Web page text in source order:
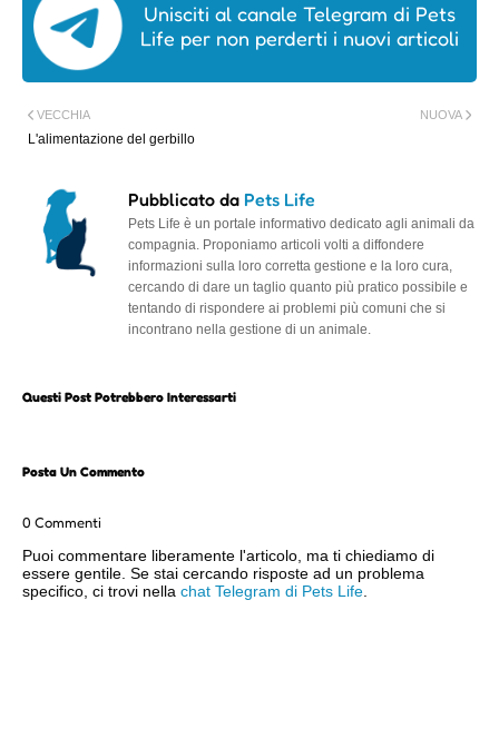
Unisciti al canale Telegram di Pets
Life per non perderti i nuovi articoli
NUOVA
VECCHIA
L'alimentazione del gerbillo
Pubblicato da Pets Life
Pets Life è un portale informativo dedicato agli animali da
compagnia. Proponiamo articoli volti a diffondere
informazioni sulla loro corretta gestione e la loro cura,
cercando di dare un taglio quanto più pratico possibile e
tentando di rispondere ai problemi più comuni che si
incontrano nella gestione di un animale.
Questi Post Potrebbero Interessarti
Posta Un Commento
0 Commenti
Puoi commentare liberamente l'articolo, ma ti chiediamo di
essere gentile. Se stai cercando risposte ad un problema
specifico, ci trovi nella chat Telegram di Pets Life